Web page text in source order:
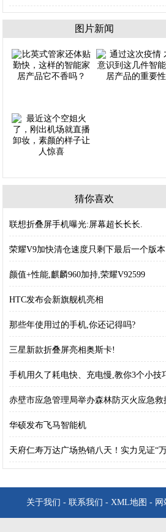
图片新闻
猜你喜欢
联想折叠屏手机曝光:屏幕超长长长.
荣耀V9加快清仓速度只剩下最后一个版本
颜值+性能,麒麟960加持,荣耀V92599
HTC发布会新旗舰机亮相
那些年使用过的手机,你还记得吗?
三星新款折叠屏亮相奥斯卡!
手机用久了耗电快、充电慢,教你3个小技
赤壁市应急管理局举办森林防灭火应急救
华硕发布飞马智能机
天府仁寿万达广场热销八天！实力见证“
关于我们 - 联系我们 - XML地图 - 网